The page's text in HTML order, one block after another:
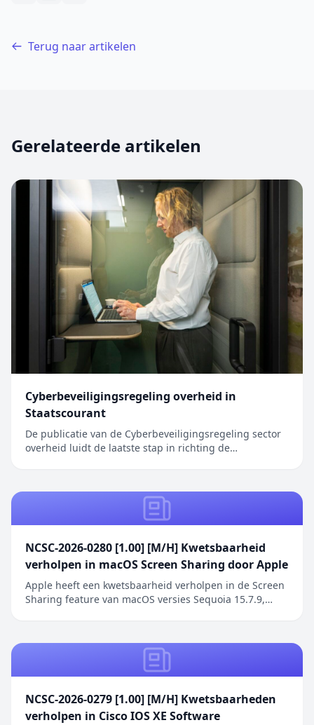
Terug naar artikelen
Gerelateerde artikelen
Cyberbeveiligingsregeling overheid in
Staatscourant
De publicatie van de Cyberbeveiligingsregeling sector
overheid luidt de laatste stap in richting de
Staatscourant verscheen eerst op Digitale Overheid.
NCSC-2026-0280 [1.00] [M/H] Kwetsbaarheid
verholpen in macOS Screen Sharing door Apple
Apple heeft een kwetsbaarheid verholpen in de Screen
Sharing feature van macOS versies Sequoia 15.7.9,
Sharing functionaliteit waarbij netwerkaanvallers
toegang kunnen verkrijgen zonder geldige
NCSC-2026-0279 [1.00] [M/H] Kwetsbaarheden
verholpen in Cisco IOS XE Software